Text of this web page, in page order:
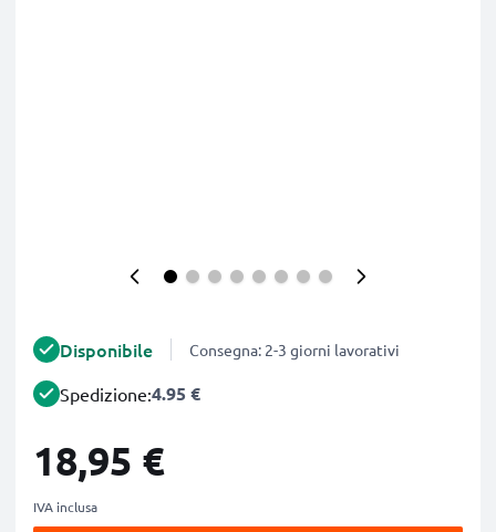
Disponibile Consegna: 2-3 giorni lavorativi
Spedizione:4.95 €
18,95 €
IVA inclusa